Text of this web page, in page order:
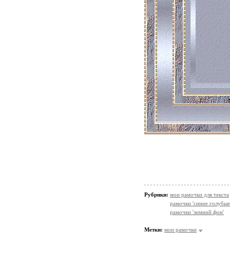
Рубрики: мои рамочки для текста
рамочки 'синие
рамочки 'зимний фон'
Метки: мои рамочки